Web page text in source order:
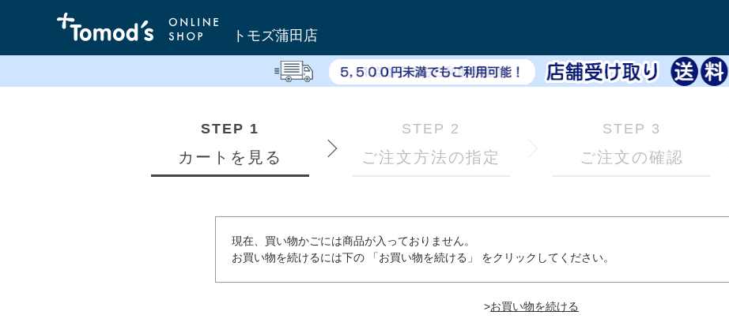
トモズ蒲田店
STEP 1
カートを見る
STEP 2
ご注文方法の指定
STEP 3
ご注文の確認
現在、買い物かごには商品が入っておりません。
お買い物を続けるには下の 「お買い物を続ける」 をクリックしてください。
>